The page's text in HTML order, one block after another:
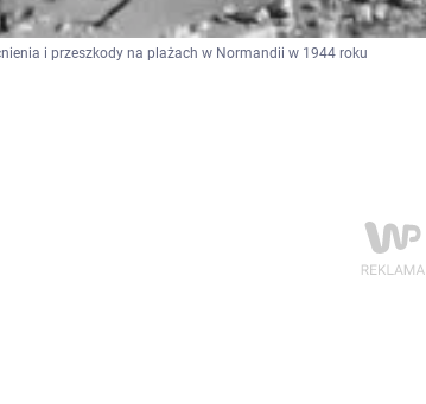
i przeszkody na plażach w Normandii w 1944 roku